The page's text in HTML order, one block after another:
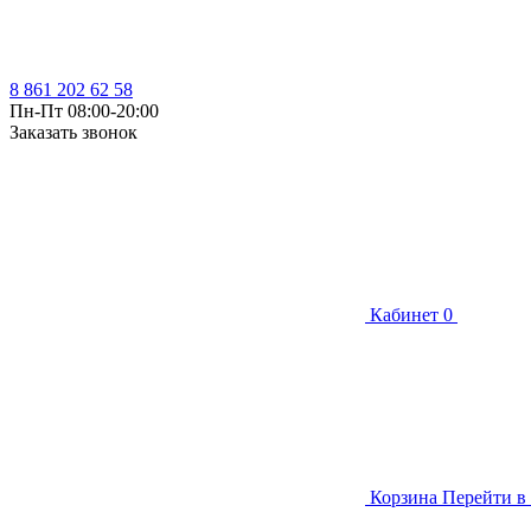
8 861 202 62 58
Пн-Пт 08:00-20:00
Заказать звонок
Кабинет 0
Корзина Перейти в